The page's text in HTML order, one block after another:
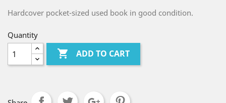
Hardcover pocket-sized used book in good condition.
Quantity
 ADD TO CART